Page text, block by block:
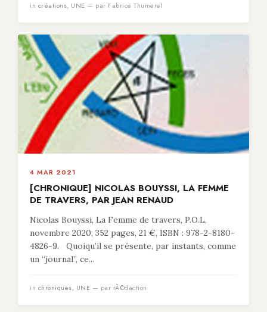
in créations, UNE — par Fabrice Thumerel
4 MAR 2021
[CHRONIQUE] NICOLAS BOUYSSI, LA FEMME
DE TRAVERS, PAR JEAN RENAUD
Nicolas Bouyssi, La Femme de travers, P.O.L,
novembre 2020, 352 pages, 21 €, ISBN : 978-2-8180-
4826-9. Quoiqu’il se présente, par instants, comme
un “journal”, ce...
in chroniques, UNE — par rÃ©daction